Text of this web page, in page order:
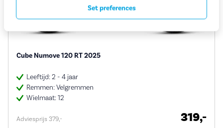
Cube Numove 120 RT 2025
Leeftijd: 2 - 4 jaar
Remmen: Velgremmen
Wielmaat: 12
Adviesprijs 379,- 319,-
Set preferences